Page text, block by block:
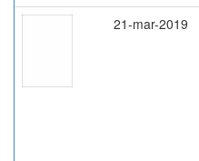
21-mar-2019